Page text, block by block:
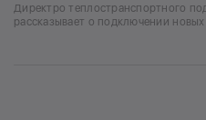
Директро теплостранспортного
рассказывает о подключении